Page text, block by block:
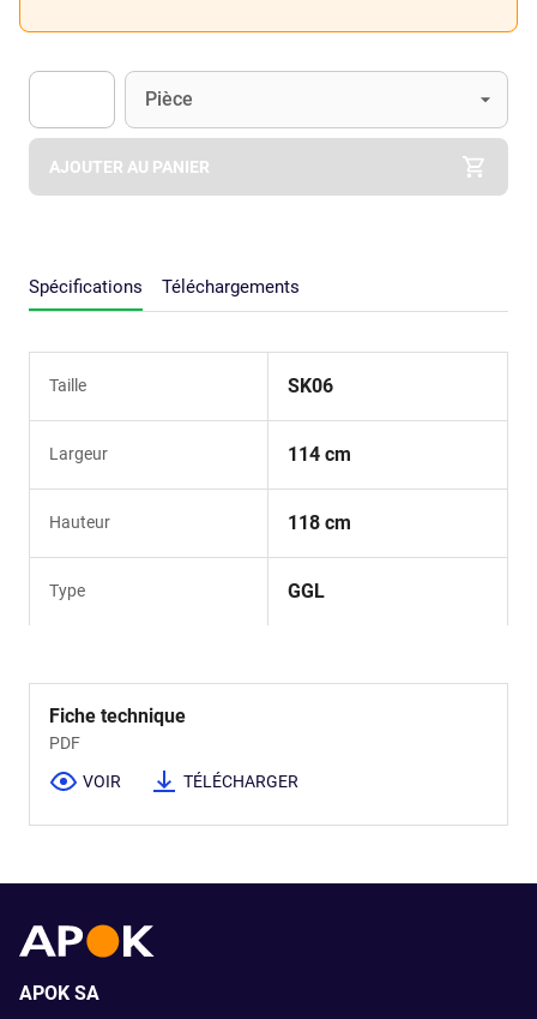
Apok.Product.Detail.AddToCart.Quantity (Optionnel)
Unité
Pièce
AJOUTER AU PANIER
Spécifications Téléchargements
Taille SK06
Largeur 114 cm
Hauteur 118 cm
Type GGL
Fiche technique
PDF
VOIR TÉLÉCHARGER
APOK SA